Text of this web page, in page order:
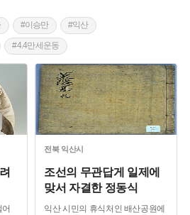
#이승만 #익산
#4.4만세운동
전교회 #독립기념관
전북 익산시
조선의 무관답게 일제에
맞서 자결한 정동식
익산 시민의 휴식처인 배산공원에